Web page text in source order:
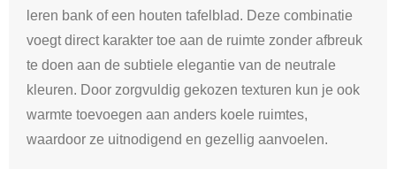
leren bank of een houten tafelblad. Deze combinatie
voegt direct karakter toe aan de ruimte zonder afbreuk
te doen aan de subtiele elegantie van de neutrale
kleuren. Door zorgvuldig gekozen texturen kun je ook
warmte toevoegen aan anders koele ruimtes,
waardoor ze uitnodigend en gezellig aanvoelen.